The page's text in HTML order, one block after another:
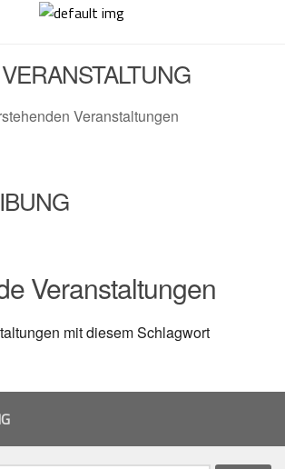
Veranstaltungen
Veranstaltungen
mit diesem Schlagwort